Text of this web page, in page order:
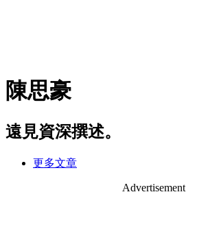
陳思豪
遠見資深撰述。
更多文章
Advertisement